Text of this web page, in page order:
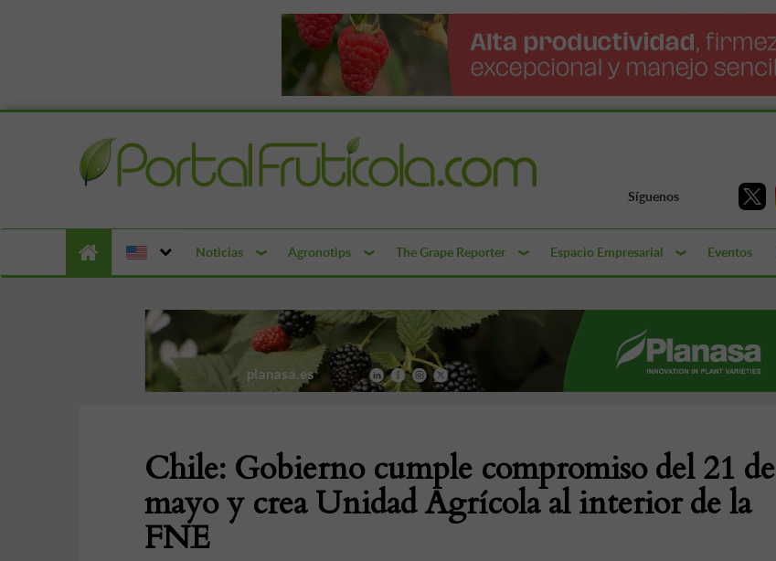
Síguenos
Noticias Agronotips The Grape Reporter Espacio Empresarial Eventos
Chile: Gobierno cumple compromiso del 21 de
mayo y crea Unidad Agrícola al interior de la
FNE